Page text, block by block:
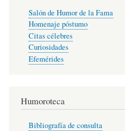
Salón de Humor de la Fama
Homenaje póstumo
Citas célebres
Curiosidades
Efemérides
Humoroteca
Bibliografía de consulta